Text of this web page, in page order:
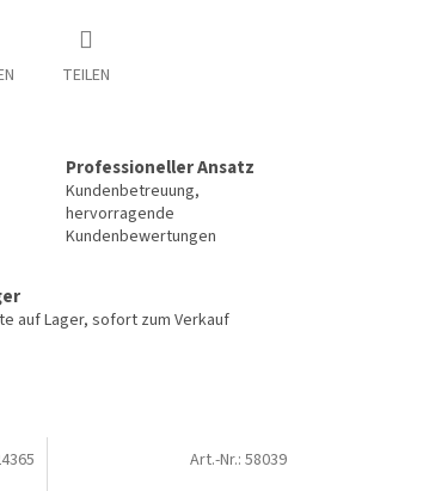
TEILEN
Professioneller Ansatz
Kundenbetreuung,
hervorragende
Kundenbewertungen
auf Lager, sofort zum Verkauf
Art.-Nr.: 58039